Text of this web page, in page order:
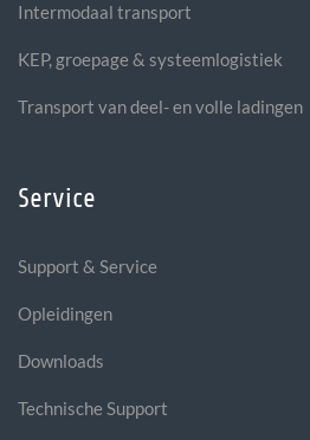
Intermodaal transport
KEP, groepage & systeemlogistiek
Transport van deel- en volle ladingen
Service
Support & Service
Opleidingen
Downloads
Technische Support